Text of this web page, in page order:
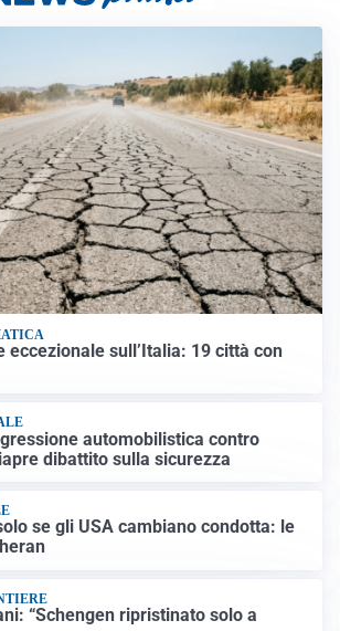
eccezionale sull’Italia: 19 città con
automobilistica contro
dibattito sulla sicurezza
se gli USA cambiano condotta: le
“Schengen ripristinato solo a